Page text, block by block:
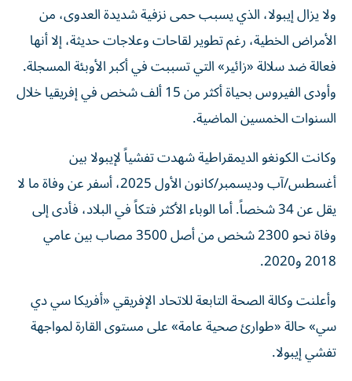
ولا يزال إيبولا، الذي يسبب حمى نزفية شديدة العدوى، من
الأمراض الخطية، رغم تطوير لقاحات وعلاجات حديثة، إلا أنها
فعالة ضد سلالة «زائير» التي تسببت في أكبر الأوبئة المسجلة.
وأودى الفيروس بحياة أكثر من 15 ألف شخص في إفريقيا خلال
السنوات الخمسين الماضية.
وكانت الكونغو الديمقراطية شهدت تفشياً لإيبولا بين
أغسطس/آب وديسمبر/كانون الأول 2025، أسفر عن وفاة ما لا
يقل عن 34 شخصاً. أما الوباء الأكثر فتكاً في البلاد، فأدى إلى
وفاة نحو 2300 شخص من أصل 3500 مصاب بين عامي
2018 و2020.
وأعلنت وكالة الصحة التابعة للاتحاد الإفريقي «أفريكا سي دي
سي» حالة «طوارئ صحية عامة» على مستوى القارة لمواجهة
تفشي إيبولا.